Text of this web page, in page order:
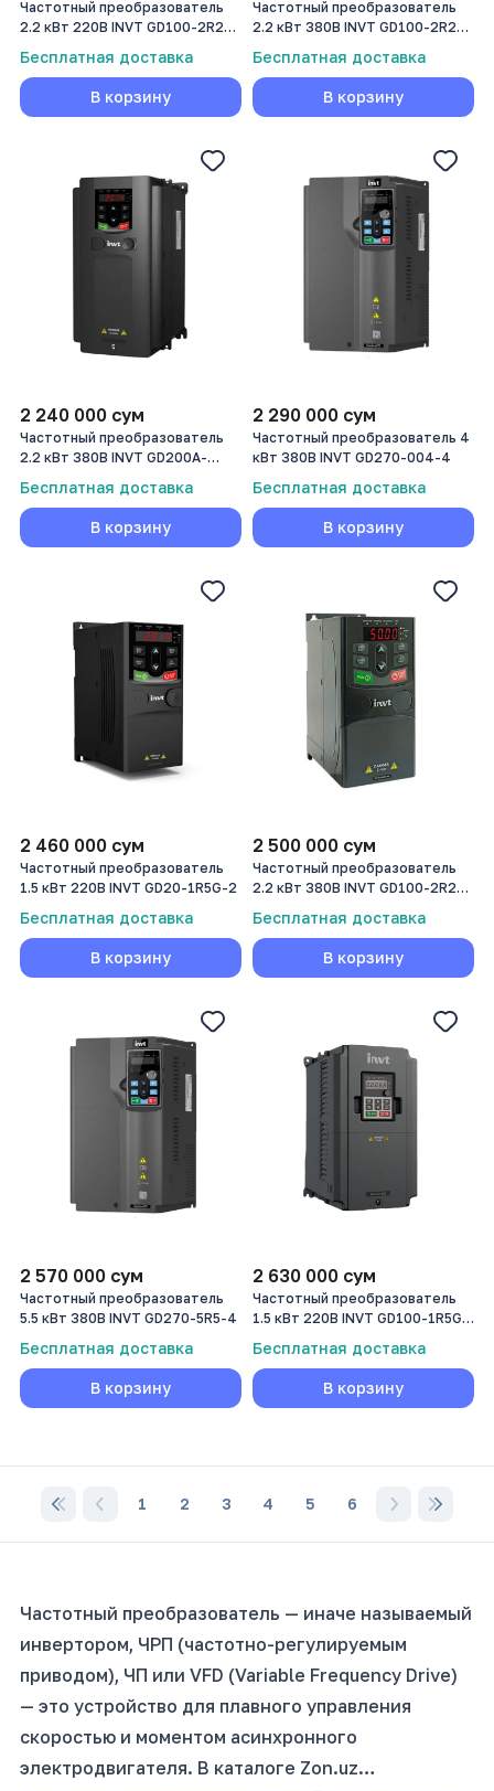
Частотный преобразователь
2.2 кВт 220В INVT GD100-2R2G-
Бесплатная доставка
В корзину
Частотный преобразователь
2.2 кВт 380В INVT GD100-2R2G-
Бесплатная доставка
В корзину
2 240 000сум
Частотный преобразователь
2.2 кВт 380В INVT GD200A-
Бесплатная доставка
В корзину
2 290 000 сум
Частотный преобразователь 4
кВт 380В INVT GD270-004-4
Бесплатная доставка
В корзину
2 460 000сум
Частотный преобразователь
1.5 кВт 220В INVT GD20-1R5G-2
Бесплатная доставка
В корзину
2 500 000 сум
Частотный преобразователь
2.2 кВт 380В INVT GD100-2R2G-
Бесплатная доставка
В корзину
2 570 000сум
Частотный преобразователь
5.5 кВт 380В INVT GD270-5R5-4
Бесплатная доставка
В корзину
2 630 000 сум
Частотный преобразователь
1.5 кВт 220В INVT GD100-1R5G-
Бесплатная доставка
В корзину
1 2 3 4 5 6
Частотный преобразователь — иначе называемый
инвертором, ЧРП (частотно-регулируемым
приводом), ЧП или VFD (Variable Frequency Drive)
— это устройство для плавного управления
скоростью и моментом асинхронного
электродвигателя. В каталоге Zon.uz